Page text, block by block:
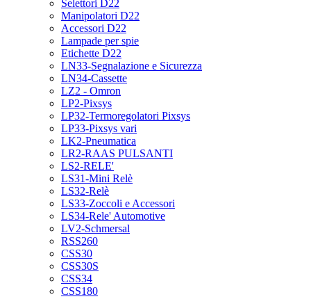
Selettori D22
Manipolatori D22
Accessori D22
Lampade per spie
Etichette D22
LN33-Segnalazione e Sicurezza
LN34-Cassette
LZ2 - Omron
LP2-Pixsys
LP32-Termoregolatori Pixsys
LP33-Pixsys vari
LK2-Pneumatica
LR2-RAAS PULSANTI
LS2-RELE'
LS31-Mini Relè
LS32-Relè
LS33-Zoccoli e Accessori
LS34-Rele' Automotive
LV2-Schmersal
RSS260
CSS30
CSS30S
CSS34
CSS180